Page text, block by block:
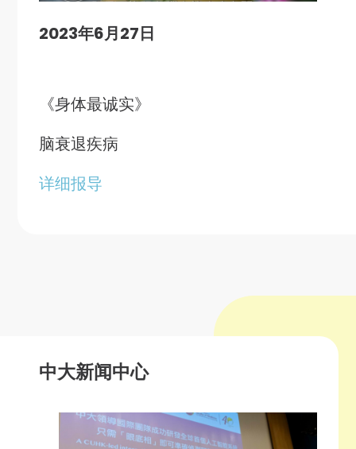
2023年6月27日
《身体最诚实》
脑衰退疾病
详细报导
中大新闻中心